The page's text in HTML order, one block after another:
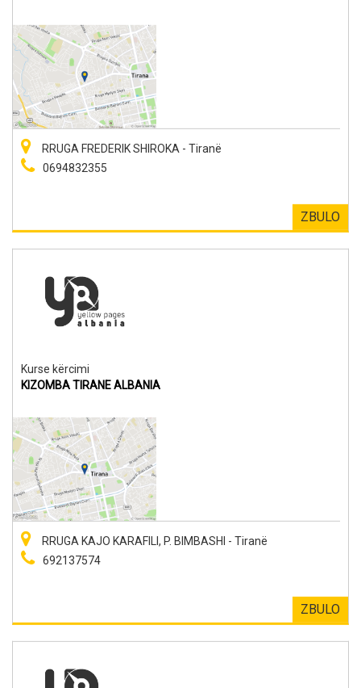
RRUGA FREDERIK SHIROKA - Tiranë
0694832355
ZBULO
Kurse kërcimi
KIZOMBA TIRANE ALBANIA
RRUGA KAJO KARAFILI, P. BIMBASHI - Tiranë
692137574
ZBULO